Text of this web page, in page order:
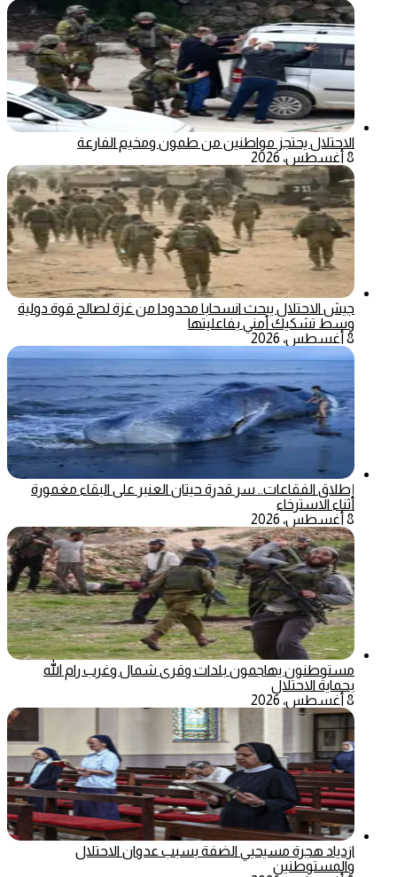
الاحتلال يحتجز مواطنين من طمون ومخيم الفارعة
8 أغسطس، 2026
جيش الاحتلال يبحث انسحابا محدودا من غزة لصالح قوة دولية
وسط تشكيك أمني بفاعليتها
8 أغسطس، 2026
إطلاق الفقاعات.. سر قدرة حيتان العنبر على البقاء مغمورة
أثناء الاسترخاء
8 أغسطس، 2026
مستوطنون يهاجمون بلدات وقرى شمال وغرب رام الله
بحماية الاحتلال
8 أغسطس، 2026
ازدياد هجرة مسيحيي الضفة بسبب عدوان الاحتلال
والمستوطنين